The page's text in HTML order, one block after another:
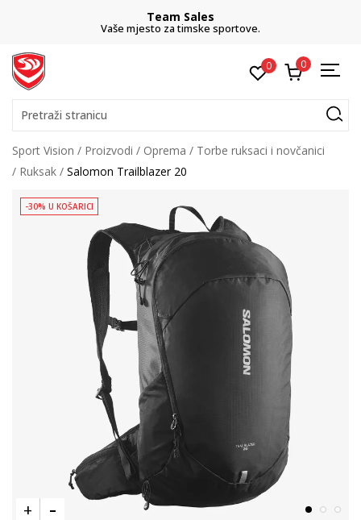
Team Sales
Vaše mjesto za timske sportove.
0 0
Pretraži stranicu
Sport Vision Proizvodi Oprema
Torbe ruksaci i novčanici
Ruksak
Salomon Trailblazer 20
-30% U KOŠARICI